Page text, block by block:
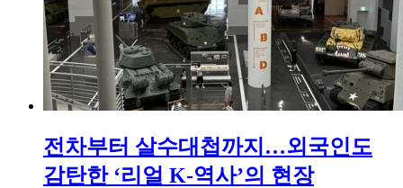
전차부터 살수대첩까지…외국인도
감탄한 ‘리얼 K-역사’의 현장